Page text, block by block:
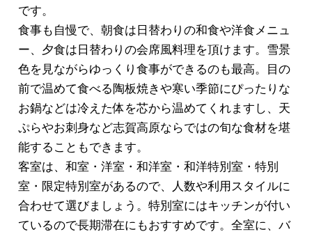
です。
食事も自慢で、朝食は日替わりの和食や洋食メニュ
ー、夕食は日替わりの会席風料理を頂けます。雪景
色を見ながらゆっくり食事ができるのも最高。目の
前で温めて食べる陶板焼きや寒い季節にぴったりな
お鍋などは冷えた体を芯から温めてくれますし、天
ぷらやお刺身など志賀高原ならではの旬な食材を堪
能することもできます。
客室は、和室・洋室・和洋室・和洋特別室・特別
室・限定特別室があるので、人数や利用スタイルに
合わせて選びましょう。特別室にはキッチンが付い
ているので長期滞在にもおすすめです。全室に、バ